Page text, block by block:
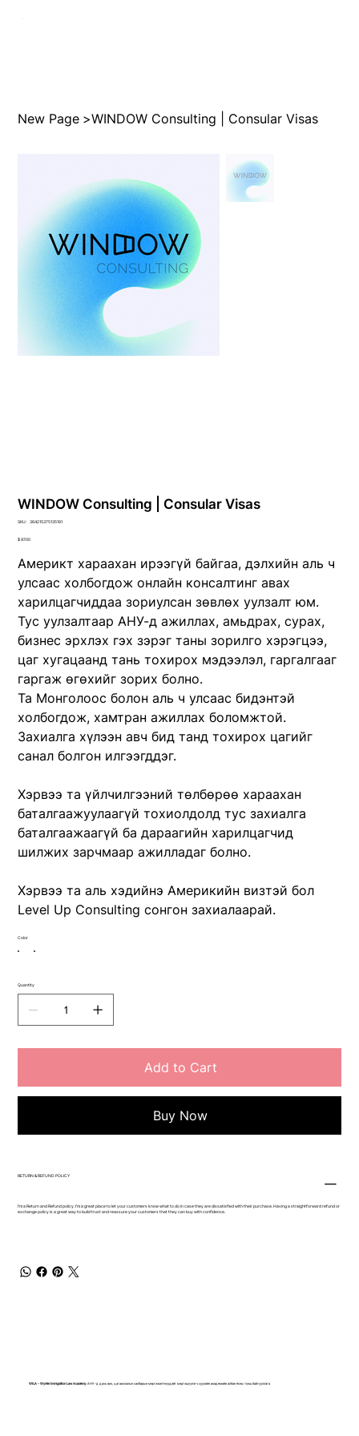
New Page >WINDOW Consulting | Consular Visas
WINDOW Consulting | Consular Visas
SKU:
SKU
364215375135191
Price
$ 97.00
Америкт хараахан ирээгүй байгаа, дэлхийн аль ч
улсаас холбогдож онлайн консалтинг авах
харилцагчиддаа зориулсан зөвлөх уулзалт юм.
Тус уулзалтаар АНУ-д ажиллах, амьдрах, сурах,
бизнес эрхлэх гэх зэрэг таны зорилго хэрэгцээ,
цаг хугацаанд тань тохирох мэдээлэл, гаргалгааг
гаргаж өгөхийг зорих болно.
Та Монголоос болон аль ч улсаас бидэнтэй
холбогдож, хамтран ажиллах боломжтой.
Захиалга хүлээн авч бид танд тохирох цагийг
санал болгон илгээгддэг.
Хэрвээ та үйлчилгээний төлбөрөө хараахан
баталгаажуулаагүй тохиолдолд тус захиалга
баталгаажаагүй ба дараагийн харилцагчид
шилжих зарчмаар ажилладаг болно.
Хэрвээ та аль хэдийнэ Америкийн визтэй бол
Level Up Consulting сонгон захиалаарай.
Color
Quantity
Add to Cart
Buy Now
RETURN & REFUND POLICY
I’m a Return and Refund policy. I’m a great place to let your customers know what to do in case they are dissatisfied with their purchase. Having a straightforward refund or
exchange policy is a great way to build trust and reassure your customers that they can buy with confidence.
WILA - Wynter Immigration Law Academy:АНУ-д дахь виз, цагаачлалын салбарын мэргэжилтнүүдийг мэргэшүүлэгч хуулийн академийн албан ёсны түнш байгууллага